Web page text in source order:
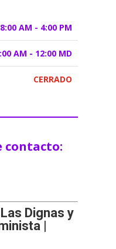
8:00 AM - 4:00 PM
AM - 12:00 MD
CERRADO
contacto:
Dignas y
|